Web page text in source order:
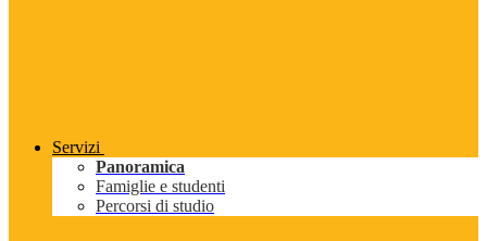
Servizi
Panoramica
Famiglie e studenti
Percorsi di studio